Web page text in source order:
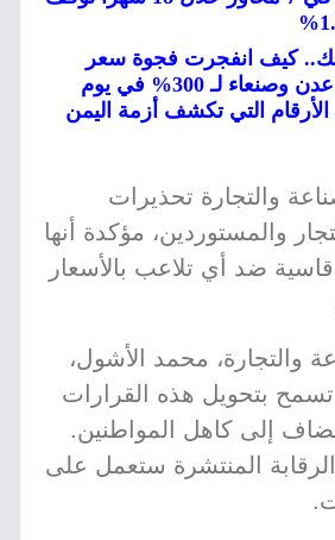
كيف انفجرت فجوة سعر
صرف الدولار بين عدن وصنعاء لـ 300% في يوم
التي تكشف أزمة اليمن
والتجارة تحذيرات
والمستوردين، مؤكدة أنها
ضد أي تلاعب بالأسعار
والتجارة، محمد الأشول،
بتحويل هذه القرارات
إلى كاهل المواطنين.
المنتشرة ستعمل على